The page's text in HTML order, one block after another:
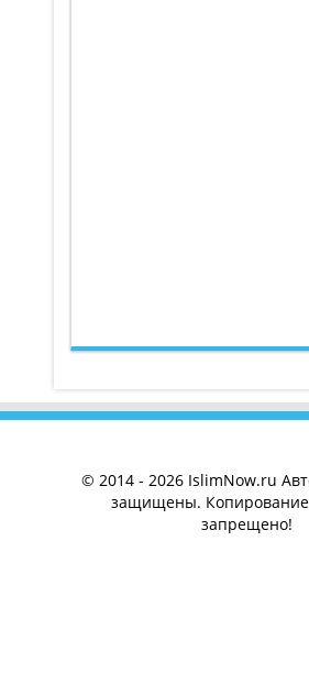
© 2014 - 2026 IslimNow.ru
защищены. Копирование
запрещено!